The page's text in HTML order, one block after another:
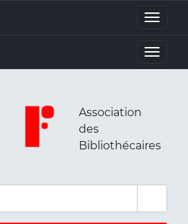
Toggle
Toggle
Association
des
Bibliothécaires